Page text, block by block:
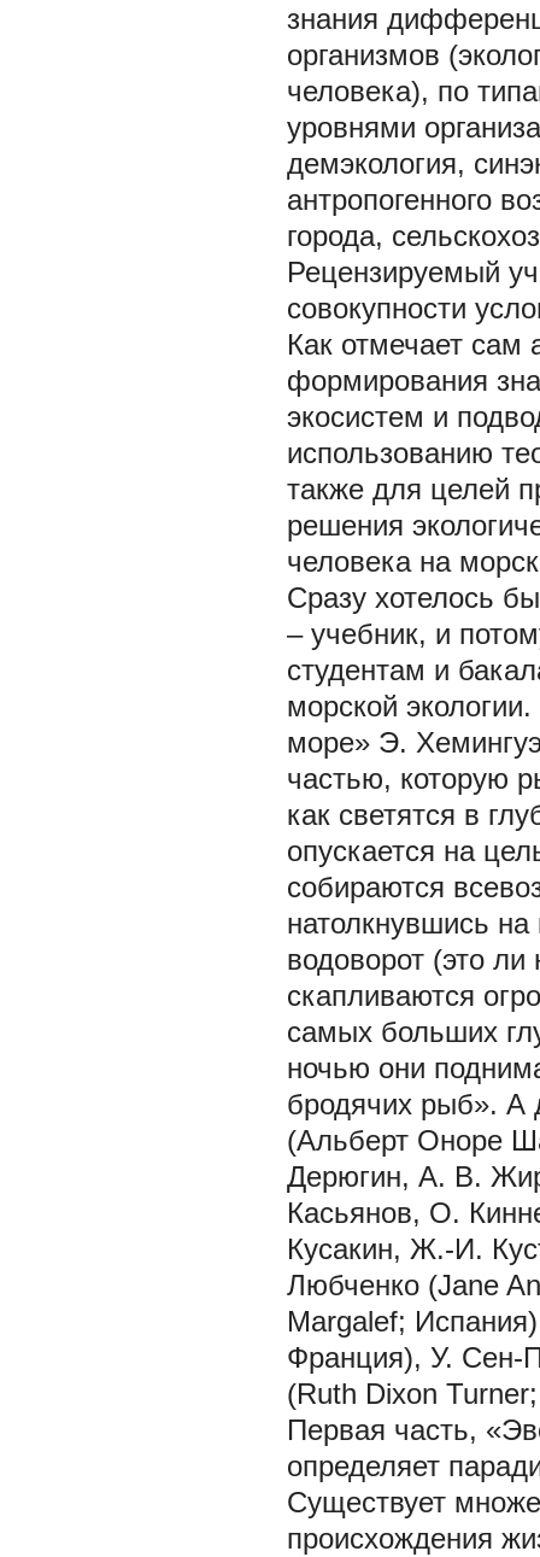
знания
организмов
человека), по
уровнями
демэкология,
антропогенного
города,
Рецензируемый
совокупности
Как отмечает сам
формирования
экосистем и
использованию
также для целей
решения
человека на
Сразу хотелось
– учебник, и
студентам и
морской
море» Э.
частью, которую
как светятся в
опускается на
собираются
натолкнувшись на
водоворот (это
скапливаются
самых больших
ночью они
бродячих рыб». А
(Альберт Оноре
Дерюгин, А. В.
Касьянов, О.
Кусакин, Ж.-И.
Любченко (Jane
Margalef;
Франция), У. Сен-
(Ruth Dixon
Первая часть,
определяет
Существует
происхождения